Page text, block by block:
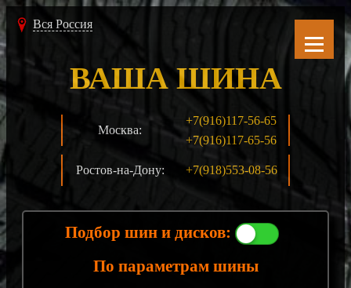
Вся Россия
Москва:
+7(916)117-56-65
+7(916)117-65-56
Ростов-на-Дону: +7(918)553-08-56
ВАША ШИНА
Подбор шин и дисков:
По параметрам шины